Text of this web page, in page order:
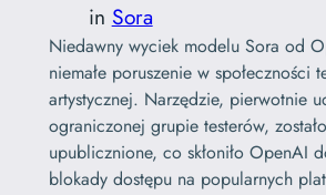
in Sora
Niedawny wyciek modelu Sora od
niemałe poruszenie w społeczności
artystycznej. Narzędzie, pierwotnie
ograniczonej grupie testerów,
upublicznione, co skłoniło OpenAI
blokady dostępu na popularnych